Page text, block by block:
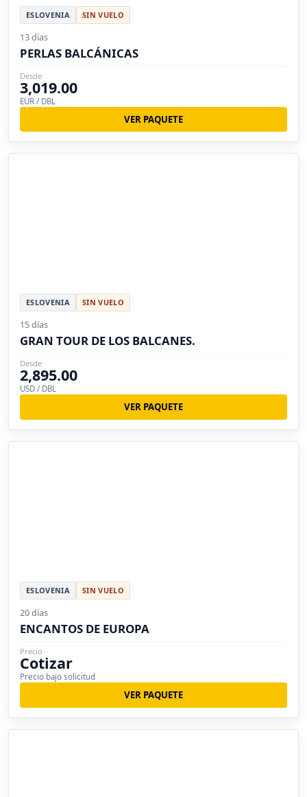
ESLOVENIA SIN VUELO
13 días
PERLAS BALCÁNICAS
Desde
3,019.00
EUR / DBL
VER PAQUETE
ESLOVENIA SIN VUELO
15 días
GRAN TOUR DE LOS BALCANES.
Desde
2,895.00
USD / DBL
VER PAQUETE
ESLOVENIA SIN VUELO
20 días
ENCANTOS DE EUROPA
Precio
Cotizar
Precio bajo solicitud
VER PAQUETE